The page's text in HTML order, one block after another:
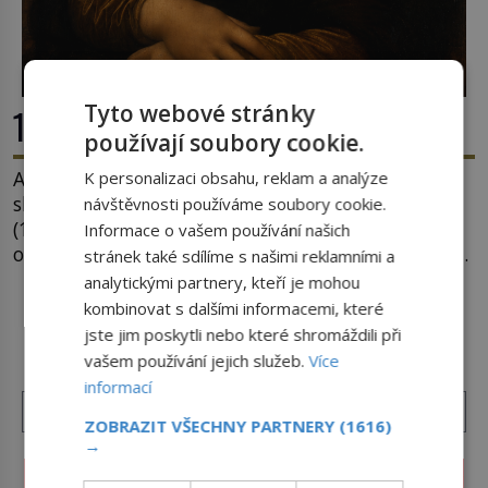
15 otázek o tajemné Mona Lise
Autorem asi nejslavnějšího obrazu světa je
slovutný italský vynálezce Leonardo da Vinci
(1452–1519). Jenže jeho nevinně usmívající dámu
obklopují otazníky, na některé historici odpověď
objeví, jiné zůstanou nezodpovězené. Kam si ji
pověsil Napoleon? Samotný císař Napoleon
Bonaparte (1769–1821) má pro malbu slabost, a
tak si ji ještě jako první konzul přemístí do své
ložnice v Tuilerisjkém […]
DALŠÍ ČLÁNKY Z RUBRIKY ›
Tyto webové stránky
používají soubory cookie.
K personalizaci obsahu, reklam a analýze
návštěvnosti používáme soubory cookie.
Informace o vašem používání našich
stránek také sdílíme s našimi reklamními a
analytickými partnery, kteří je mohou
kombinovat s dalšími informacemi, které
jste jim poskytli nebo které shromáždili při
vašem používání jejich služeb.Více
informací
ZOBRAZIT VŠECHNY PARTNERY (1616)
→